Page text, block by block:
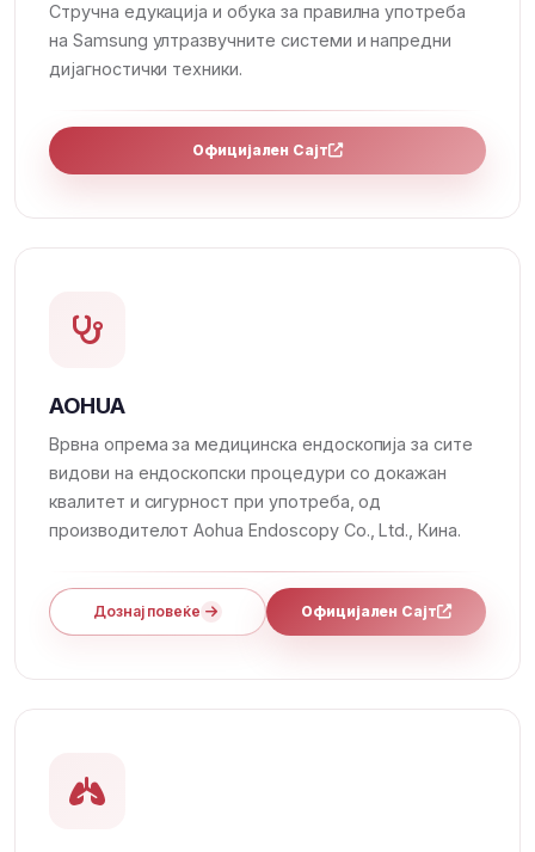
Стручна едукација и обука за правилна употреба
на Samsung ултразвучните системи и напредни
дијагностички техники.
Официјален Сајт
AOHUA
Врвна опрема за медицинска ендоскопија за сите
видови на ендоскопски процедури со докажан
квалитет и сигурност при употреба, од
производителот Aohua Endoscopy Co., Ltd., Кина.
Дознај повеќе Официјален Сајт